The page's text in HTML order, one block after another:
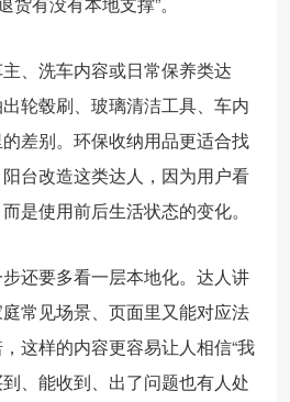
、洗车内容或日常保养类达
轮毂刷、玻璃清洁工具、车内
差别。环保收纳用品更适合找
台改造这类达人，因为用户看
是使用前后生活状态的变化。
还要多看一层本地化。达人讲
常见场景、页面里又能对应法
这样的内容更容易让人相信“我
、能收到、出了问题也有人处